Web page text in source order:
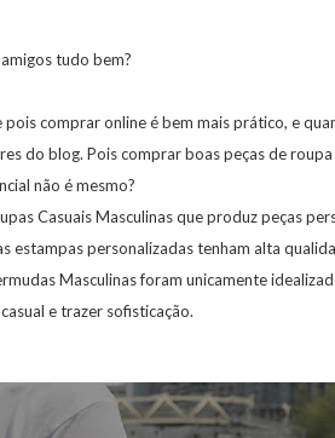
tudo bem?
comprar online é bem mais prático, e
do blog. Pois comprar boas peças de
não é mesmo?
Casuais Masculinas que produz peças
estampas personalizadas tenham alta
Masculinas foram unicamente
e trazer sofisticação.